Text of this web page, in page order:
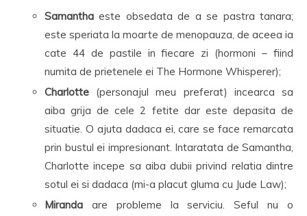
Samantha este obsedata de a se pastra tanara;
este speriata la moarte de menopauza, de aceea ia
cate 44 de pastile in fiecare zi (hormoni – fiind
numita de prietenele ei The Hormone Whisperer);
Charlotte (personajul meu preferat) incearca sa
aiba grija de cele 2 fetite dar este depasita de
situatie. O ajuta dadaca ei, care se face remarcata
prin bustul ei impresionant. Intaratata de Samantha,
Charlotte incepe sa aiba dubii privind relatia dintre
sotul ei si dadaca (mi-a placut gluma cu Jude Law);
Miranda are probleme la serviciu. Seful nu o